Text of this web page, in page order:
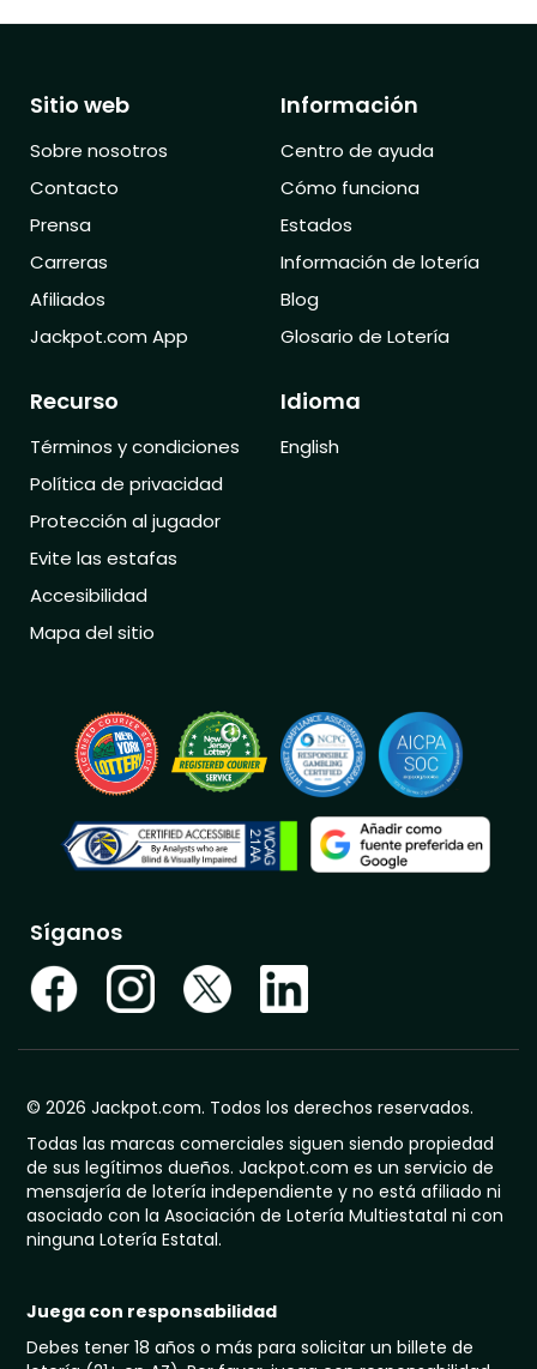
Sitio web
Sobre nosotros
Contacto
Prensa
Carreras
Afiliados
Jackpot.com App
Información
Centro de ayuda
Cómo funciona
Estados
Información de lotería
Blog
Glosario de Lotería
Recurso
Términos y condiciones
Política de privacidad
Protección al jugador
Evite las estafas
Accesibilidad
Mapa del sitio
Idioma
English
Síganos
© 2026 Jackpot.com. Todos los derechos reservados.
Todas las marcas comerciales siguen siendo propiedad
de sus legítimos dueños. Jackpot.com es un servicio de
mensajería de lotería independiente y no está afiliado ni
asociado con la Asociación de Lotería Multiestatal ni con
ninguna Lotería Estatal.
Juega con responsabilidad
Debes tener 18 años o más para solicitar un billete de